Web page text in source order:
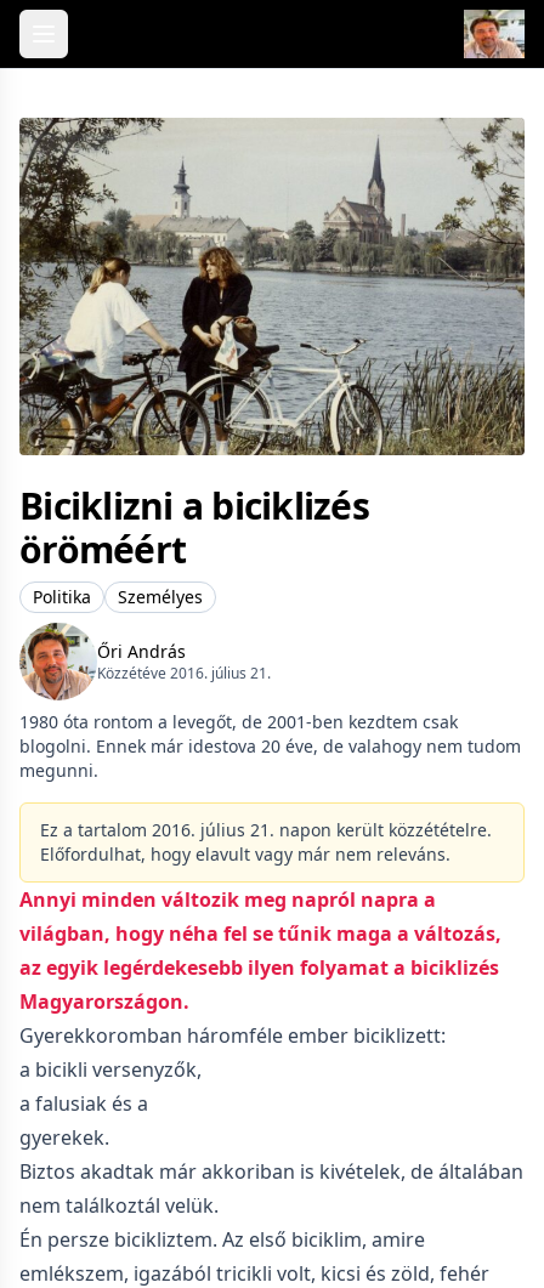
Skip to content
Biciklizni a biciklizés
öröméért
Politika Személyes
Őri András
Közzétéve 2016. július 21.
1980 óta rontom a levegőt, de 2001-ben kezdtem csak
blogolni. Ennek már idestova 20 éve, de valahogy nem tudom
megunni.
Ez a tartalom 2016. július 21. napon került közzétételre.
Előfordulhat, hogy elavult vagy már nem releváns.
Annyi minden változik meg napról napra a
világban, hogy néha fel se tűnik maga a változás,
az egyik legérdekesebb ilyen folyamat a biciklizés
Magyarországon.
Gyerekkoromban háromféle ember biciklizett:
a bicikli versenyzők,
a falusiak és a
gyerekek.
Biztos akadtak már akkoriban is kivételek, de általában
nem találkoztál velük.
Én persze bicikliztem. Az első biciklim, amire
emlékszem, igazából tricikli volt, kicsi és zöld, fehér